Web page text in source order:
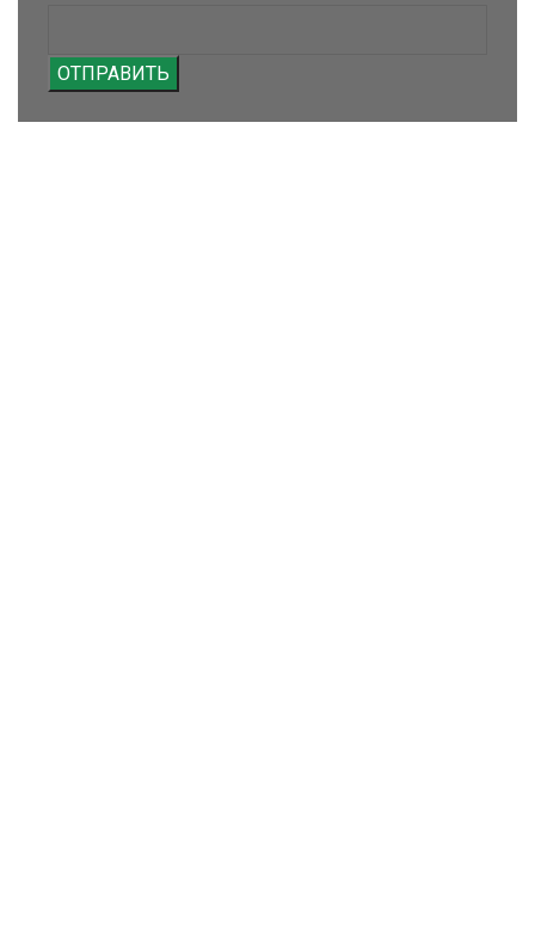
ОТПРАВИТЬ